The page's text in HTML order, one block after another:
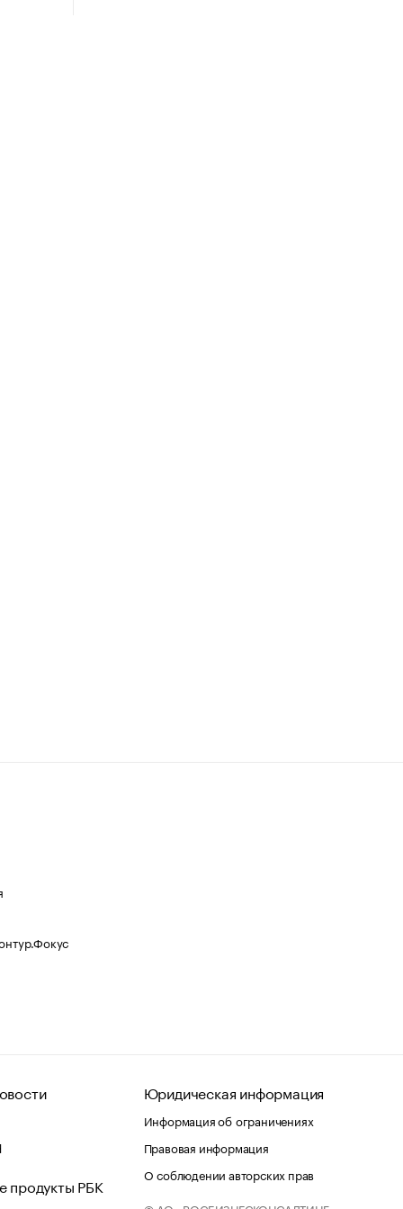
продукты РБК
Юридическая информация
Информация об ограничениях
Правовая информация
О соблюдении авторских прав